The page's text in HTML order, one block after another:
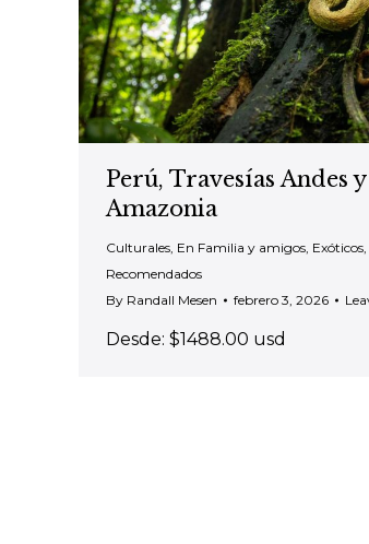
Perú, Travesías Andes y
Amazonia
Culturales En Familia y amigos Exóticos
Recomendados
By Randall Mesen febrero 3, 2026
Desde: $1488.00 usd